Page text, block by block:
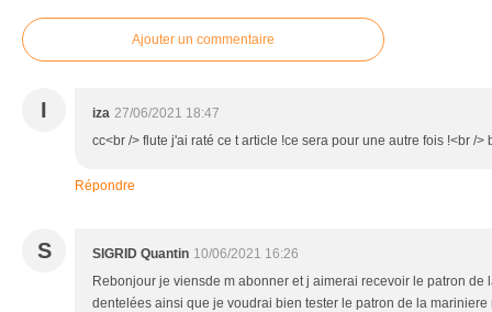
Ajouter un commentaire
I iza 27/06/2021 18:47
cc<br /> flute j'ai raté ce t article !ce sera pour une autre fois !<br />
Répondre
S SIGRID Quantin 10/06/2021 16:26
Rebonjour je viensde m abonner et j aimerai recevoir le patron de
dentelées ainsi que je voudrai bien tester le patron de la